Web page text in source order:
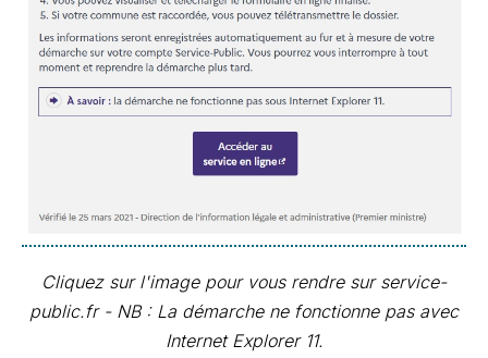
Cliquez sur l'image pour vous rendre sur service-
public.fr - NB : La démarche ne fonctionne pas avec
Internet Explorer 11.